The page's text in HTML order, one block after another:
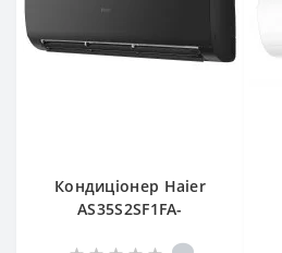
Кондиціонер Haier
AS35S2SF1FA-